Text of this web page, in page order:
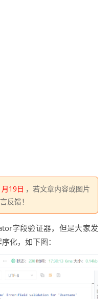
19日 ，若文章内容或图片
反馈！
字段验证器，但是大家发
化，如下图：